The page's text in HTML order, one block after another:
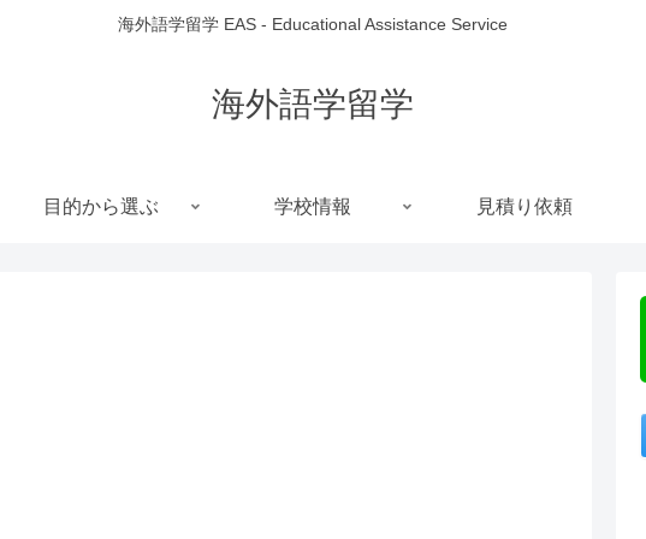
海外語学留学 EAS - Educational Assistance Service
海外語学留学
目的から選ぶ 学校情報 見積り依頼